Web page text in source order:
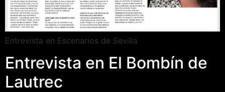
Entrevista en Escenarios de Sevilla
Entrevista en El Bombín de
Lautrec